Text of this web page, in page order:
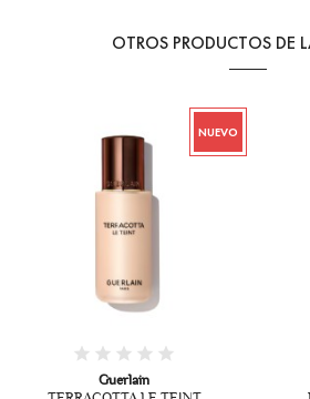
OTROS PRODUCTOS DE
NUEVO
Guerlain